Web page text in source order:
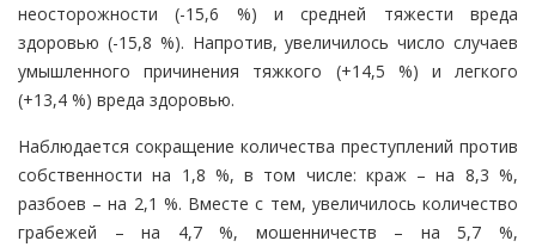
неосторожности (-15,6 %) и средней тяжести вреда
здоровью (-15,8 %). Напротив, увеличилось число случаев
умышленного причинения тяжкого (+14,5 %) и легкого
(+13,4 %) вреда здоровью.
Наблюдается сокращение количества преступлений против
собственности на 1,8 %, в том числе: краж – на 8,3 %,
разбоев – на 2,1 %. Вместе с тем, увеличилось количество
грабежей – на 4,7 %, мошенничеств – на 5,7 %,